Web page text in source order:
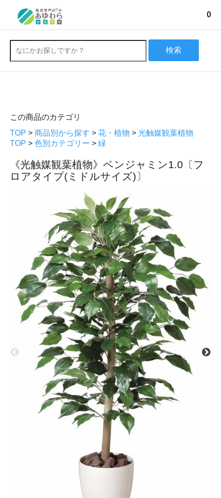
0
検索
この商品のカテゴリ
TOP > 商品別から探す > 花・植物 > 光触媒観葉植物
TOP > 色別カテゴリー > 緑
《光触媒観葉植物》ベンジャミン1.0〔フ
ロアタイプ(ミドルサイズ)〕